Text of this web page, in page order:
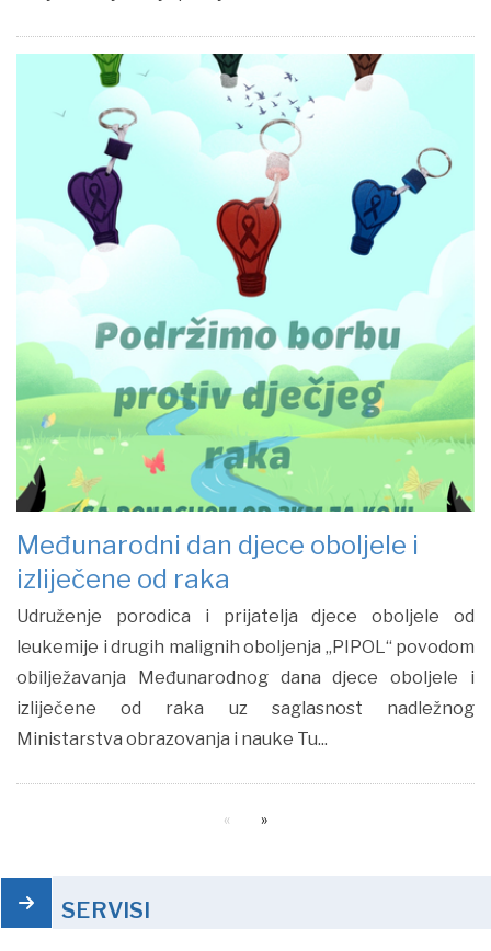
Međunarodni dan djece oboljele i
izliječene od raka
Udruženje porodica i prijatelja djece oboljele od
leukemije i drugih malignih oboljenja „PIPOL“ povodom
obilježavanja Međunarodnog dana djece oboljele i
izliječene od raka uz saglasnost nadležnog
Ministarstva obrazovanja i nauke Tu...
SERVISI